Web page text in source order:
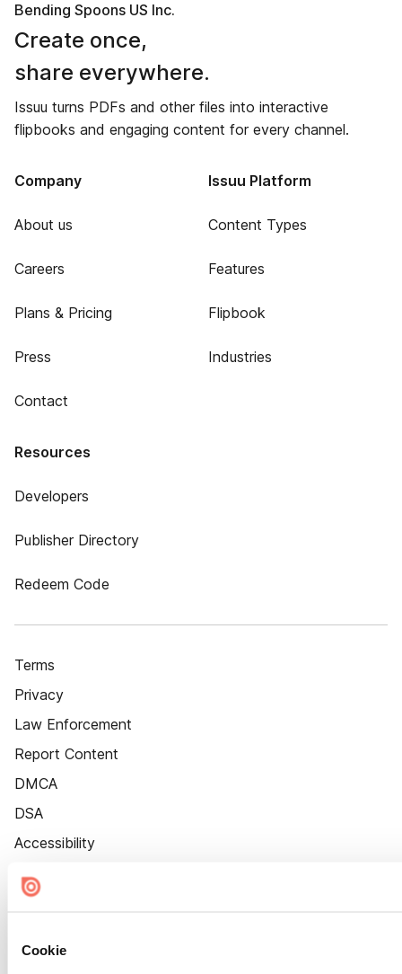
Cookie
Bending Spoons US Inc.
Create once,
share everywhere.
Issuu turns PDFs and other files into interactive
flipbooks and engaging content for every channel.
Company
About us
Careers
Plans & Pricing
Press
Contact
Issuu Platform
Content Types
Features
Flipbook
Industries
Resources
Developers
Publisher Directory
Redeem Code
Terms
Privacy
Law Enforcement
Report Content
DMCA
DSA
Accessibility
Cookie Settings